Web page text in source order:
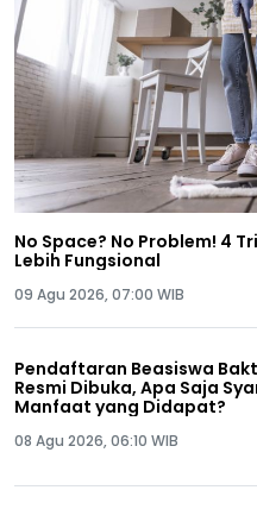
No Space? No Problem! 4
Lebih Fungsional
09 Agu 2026, 07:00 WIB
Pendaftaran Beasiswa
Resmi Dibuka, Apa Saja
Manfaat yang Didapat?
08 Agu 2026, 06:10 WIB